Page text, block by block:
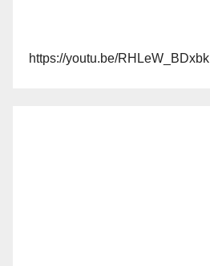
https://youtu.be/RHLeW_BDxbk